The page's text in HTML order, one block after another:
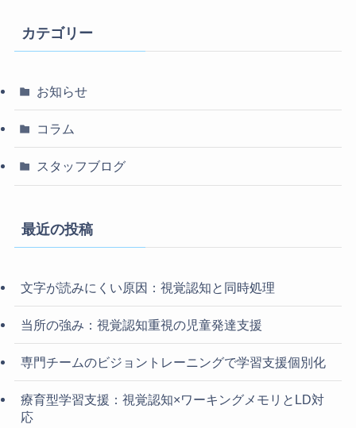
カテゴリー
お知らせ
コラム
スタッフブログ
最近の投稿
文字が読みにくい原因：視覚認知と同時処理
当所の強み：視覚認知重視の児童発達支援
専門チームのビジョントレーニングで学習支援個別化
療育型学習支援：視覚認知×ワーキングメモリとLD対
応